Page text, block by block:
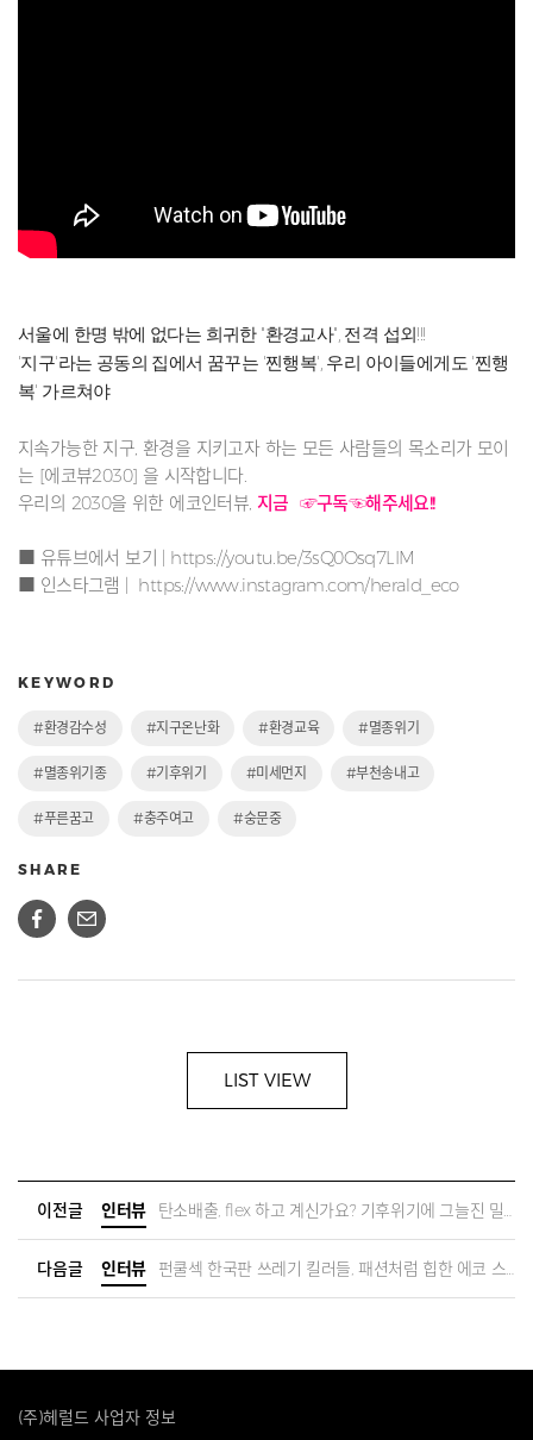
서울에 한명 밖에 없다는 희귀한 "환경교사", 전격 섭외!!!
'지구'라는 공동의 집에서 꿈꾸는 '찐행복', 우리 아이들에게도 '찐행
복' 가르쳐야
지속가능한 지구, 환경을 지키고자 하는 모든 사람들의 목소리가 모이
는 [에코뷰2030] 을 시작합니다.
우리의 2030을 위한 에코인터뷰, 지금 ☞구독☜해주세요!!
■ 유튜브에서 보기 | https://youtu.be/3sQ0Osq7LIM
■ 인스타그램 | https://www.instagram.com/herald_eco
KEYWORD
#환경감수성 #지구온난화 #환경교육 #멸종위기
#멸종위기종 #기후위기 #미세먼지 #부천송내고
#푸른꿈고 #충주여고 #숭문중
SHARE
LIST VIEW
이전글 인터뷰 탄소배출, flex 하고 계신가요? 기후위기에 그늘진 밀레니얼의 꿈과 고민을 들어주세요.
다음글 인터뷰 펀쿨섹 한국판 쓰레기 킬러들, 패션처럼 힙한 에코 스타트업 이야기! | 트래쉬 버스터즈 대표 곽재원
(주)헤럴드 사업자 정보